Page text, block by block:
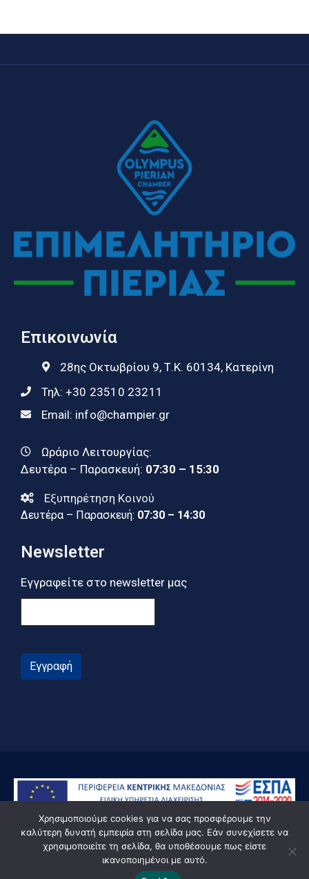
Επικοινωνία
28ης Οκτωβρίου 9, Τ.Κ. 60134, Κατερίνη
Τηλ: +30 23510 23211
Email: info@champier.gr
Ωράριο Λειτουργίας:
Δευτέρα – Παρασκευή: 07:30 – 15:30
Εξυπηρέτηση Κοινού
Δευτέρα – Παρασκευή: 07:30 – 14:30
Newsletter
Εγγραφείτε στο newsletter μας
Εγγραφή
© Powered by Knowledge AE
Χρησιμοποιούμε cookies για να σας προσφέρουμε την
καλύτερη δυνατή εμπειρία στη σελίδα μας. Εάν συνεχίσετε να
χρησιμοποιείτε τη σελίδα, θα υποθέσουμε πως είστε
ικανοποιημένοι με αυτό.